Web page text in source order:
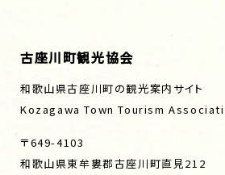
古座川町観光協会
和歌山県古座川町の観光案内サイト
Kozagawa Town Tourism
〒649-4103
和歌山県東牟婁郡古座川町直見212